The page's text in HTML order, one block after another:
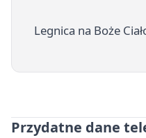
Legnica na Boże
Przydatne dane